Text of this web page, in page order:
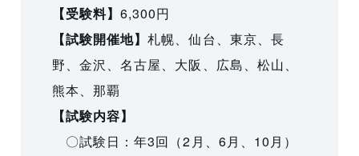
【受験料】6,300円
【試験開催地】札幌、仙台、東京、長
野、金沢、名古屋、大阪、広島、松山、
熊本、那覇
【試験内容】
〇試験日：年3回（2月、6月、10月）